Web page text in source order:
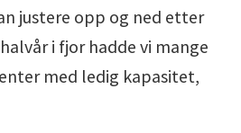
justere opp og ned etter
i fjor hadde vi mange
med ledig kapasitet,